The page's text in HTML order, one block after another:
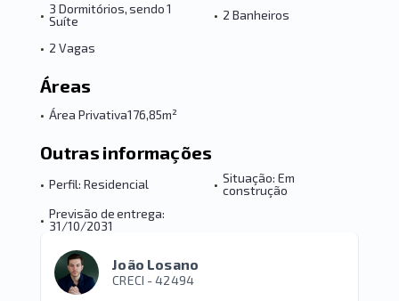
• 3 Dormitórios, sendo 1
Suíte
• 2 Banheiros
• 2 Vagas
Áreas
• Área Privativa176,85m²
Outras informações
• Perfil: Residencial • Situação: Em
construção
• Previsão de entrega:
31/10/2031
João Losano
CRECI -42494